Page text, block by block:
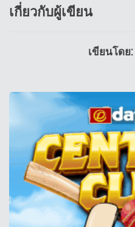
เกี่ยวกับผู้เขียน
เขียนโดย: